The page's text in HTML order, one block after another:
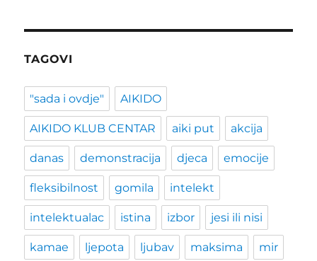
TAGOVI
"sada i ovdje" AIKIDO
AIKIDO KLUB CENTAR aiki put akcija
danas demonstracija djeca emocije
fleksibilnost gomila intelekt
intelektualac istina izbor jesi ili nisi
kamae ljepota ljubav maksima mir